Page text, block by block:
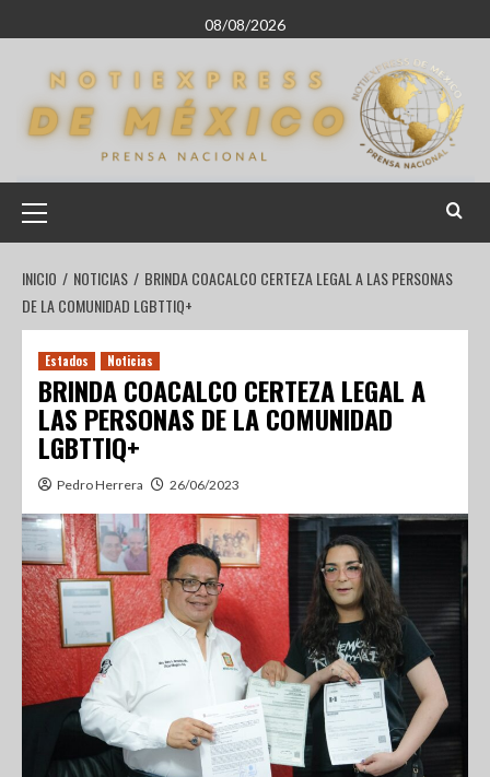
08/08/2026
INICIO NOTICIAS
BRINDA COACALCO CERTEZA LEGAL A LAS PERSONAS
DE LA COMUNIDAD LGBTTIQ+
Estados Noticias
BRINDA COACALCO CERTEZA LEGAL A
LAS PERSONAS DE LA COMUNIDAD
LGBTTIQ+
Pedro Herrera 26/06/2023